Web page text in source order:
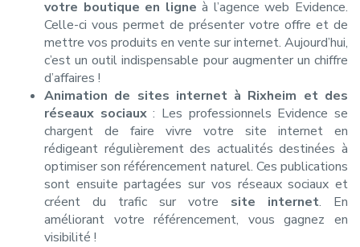
votre boutique en ligne à l’agence web Evidence.
Celle-ci vous permet de présenter votre offre et de
mettre vos produits en vente sur internet. Aujourd’hui,
c’est un outil indispensable pour augmenter un chiffre
d’affaires !
Animation de sites internet à Rixheim et des
réseaux sociaux: Les professionnels Evidence se
chargent de faire vivre votre site internet en
rédigeant régulièrement des actualités destinées à
optimiser son référencement naturel. Ces publications
sont ensuite partagées sur vos réseaux sociaux et
créent du trafic sur votre site internet. En
améliorant votre référencement, vous gagnez en
visibilité !